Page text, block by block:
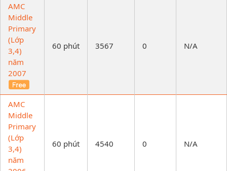
AMC
Middle
Primary
(Lớp
3,4)
năm
2007
60 phút 3567 0 N/A
AMC
Middle
Primary
(Lớp
3,4)
năm
60 phút 4540 0 N/A